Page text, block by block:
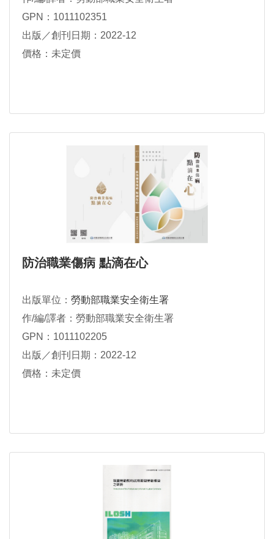
GPN：1011102351
出版／創刊日期：2022-12
價格：未定價
防治職業傷病 點滴在心
出版單位： 勞動部職業安全衛生署
作/編/譯者：勞動部職業安全衛生署
GPN：1011102205
出版／創刊日期：2022-12
價格：未定價